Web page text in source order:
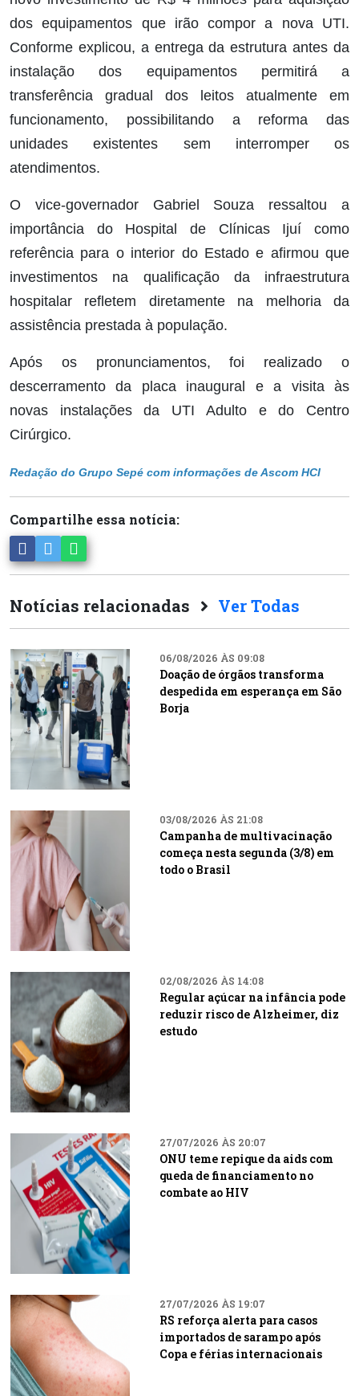
dos equipamentos que irão compor a nova UTI.
Conforme explicou, a entrega da estrutura antes da
instalação dos equipamentos permitirá a
transferência gradual dos leitos atualmente em
funcionamento, possibilitando a reforma das
unidades existentes sem interromper os
atendimentos.
O vice-governador Gabriel Souza ressaltou a
importância do Hospital de Clínicas Ijuí como
referência para o interior do Estado e afirmou que
investimentos na qualificação da infraestrutura
hospitalar refletem diretamente na melhoria da
assistência prestada à população.
Após os pronunciamentos, foi realizado o
descerramento da placa inaugural e a visita às
novas instalações da UTI Adulto e do Centro
Cirúrgico.
Redação do Grupo Sepé com informações de Ascom HCI
Compartilhe essa notícia:
Notícias relacionadas Ver Todas
06/08/2026 ÀS 09:08
Doação de órgãos transforma
despedida em esperança em São
Borja
03/08/2026 ÀS 21:08
Campanha de multivacinação
começa nesta segunda (3/8) em
todo o Brasil
02/08/2026 ÀS 14:08
Regular açúcar na infância pode
reduzir risco de Alzheimer, diz
estudo
27/07/2026 ÀS 20:07
ONU teme repique da aids com
queda de financiamento no
combate ao HIV
27/07/2026 ÀS 19:07
RS reforça alerta para casos
importados de sarampo após
Copa e férias internacionais